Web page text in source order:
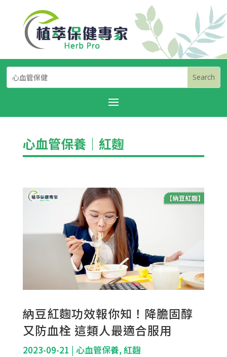
心血管保養｜ 紅麴
納豆紅麴功效報你知！降膽固醇
又防血栓 這類人最適合服用
2023-09-21 | 心血管保養, 紅麴